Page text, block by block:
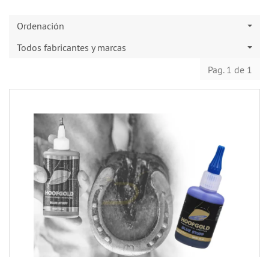
Ordenación
Todos fabricantes y marcas
Pag. 1 de 1